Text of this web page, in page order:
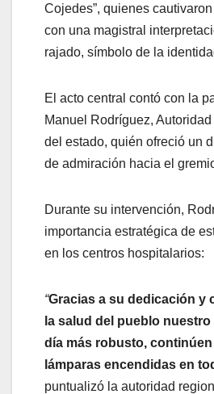
Cojedes”, quienes
con una magistral
rajado, símbolo de la
El acto central contó con la
Manuel Rodríguez,
del estado, quién ofreció un
de admiración hacia el
Durante su intervención,
importancia estratégica de
en los centros hospitalarios:
“Gracias a su dedicación y
la salud del pueblo nuestro
día más robusto,
lámparas encendidas en
puntualizó la autoridad